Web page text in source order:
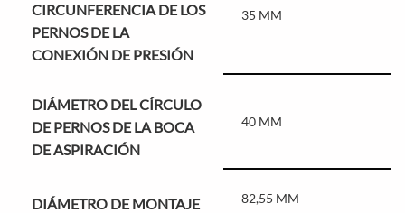
CIRCUNFERENCIA DE LOS
PERNOS DE LA
CONEXIÓN DE PRESIÓN
35 MM
DIÁMETRO DEL CÍRCULO
DE PERNOS DE LA BOCA
DE ASPIRACIÓN
40 MM
DIÁMETRO DE MONTAJE 82,55 MM